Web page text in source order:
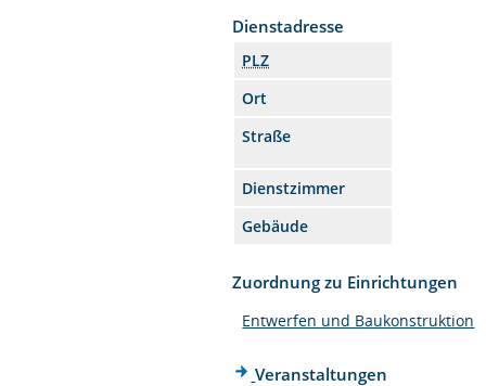
Dienstadresse
PLZ
Ort
Straße
Dienstzimmer
Gebäude
Zuordnung zu Einrichtungen
Entwerfen und Baukonstruktion
Veranstaltungen